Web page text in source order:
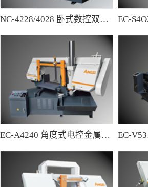
NC-4228/4028 卧式数控双柱型带锯床
EC-A4240 角度式电控金属带锯床